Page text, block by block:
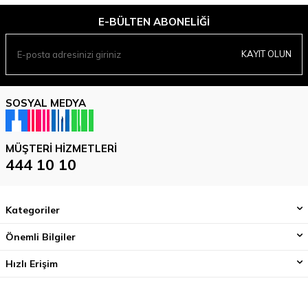
E-BÜLTEN ABONELIĞI
KAYIT OLUN
SOSYAL MEDYA
MÜŞTERI HIZMETLERI
444 10 10
Kategoriler
Önemli Bilgiler
Hızlı Erişim